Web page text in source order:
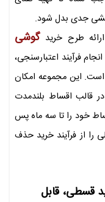
جدی بدل شود.
طرح خریدگوشی
فرآیند اعتبارسنجی،
است. این مجموعه امکان
تومان را در قالب اقساط بلندمدت
خود را تا سه ماه پس
را از فرآیند خرید حذف
قسطی، قابل